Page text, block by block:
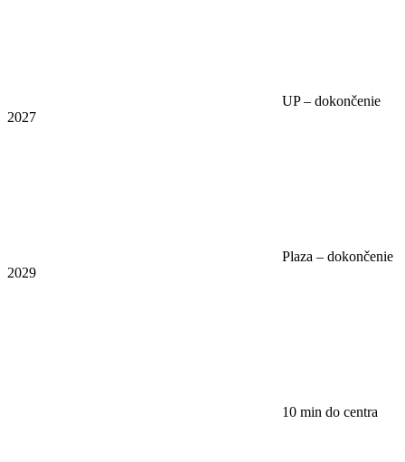
UP – dokončenie
2027
Plaza – dokončenie
2029
10 min do centra